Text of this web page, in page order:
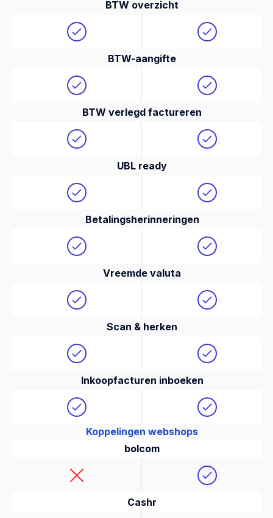
BTW overzicht
BTW-aangifte
BTW verlegd factureren
UBL ready
Betalingsherinneringen
Vreemde valuta
Scan & herken
Inkoopfacturen inboeken
Koppelingen webshops
bolcom
Cashr